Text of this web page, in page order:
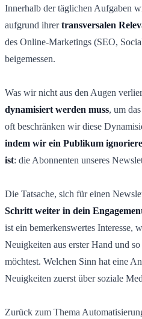
Innerhalb der täglichen Aufgaben
aufgrund ihrertransversalen
des Online-Marketings (SEO,
beigemessen.
Was wir nicht aus den Augen
dynamisiert werden muss, um
oft beschränken wir diese
indem wir ein Publikum
ist: die Abonnenten unseres
Die Tatsache, sich für einen
Schritt weiter in dein
ist ein bemerkenswertes Interesse,
Neuigkeiten aus erster Hand und
möchtest. Welchen Sinn hat eine
Neuigkeiten zuerst über soziale
Zurück zum Thema